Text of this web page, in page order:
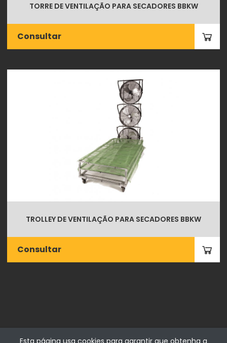
TORRE DE VENTILAÇÃO PARA SECADORES BBKW
Consultar
TROLLEY DE VENTILAÇÃO PARA SECADORES BBKW
Consultar
Esta página usa cookies para garantir que obtenha a